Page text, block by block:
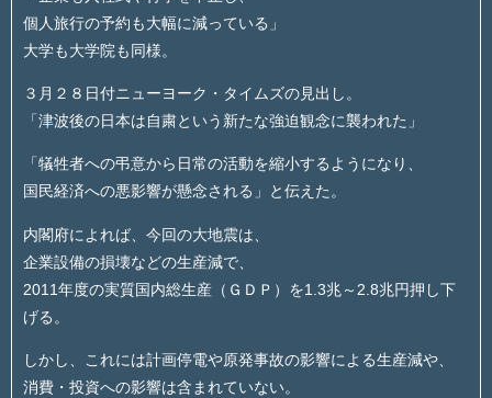
個人旅行の予約も大幅に減っている」
大学も大学院も同様。
３月２８日付ニューヨーク・タイムズの見出し。
「津波後の日本は自粛という新たな強迫観念に襲われた」
「犠牲者への弔意から日常の活動を縮小するようになり、
国民経済への悪影響が懸念される」と伝えた。
内閣府によれば、今回の大地震は、
企業設備の損壊などの生産減で、
2011年度の実質国内総生産（ＧＤＰ）を1.3兆～2.8兆円押し下
げる。
しかし、これには計画停電や原発事故の影響による生産減や、
消費・投資への影響は含まれていない。